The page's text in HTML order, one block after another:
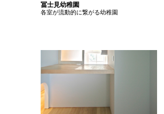
冨士見幼稚園
各室が流動的に繋がる幼稚園